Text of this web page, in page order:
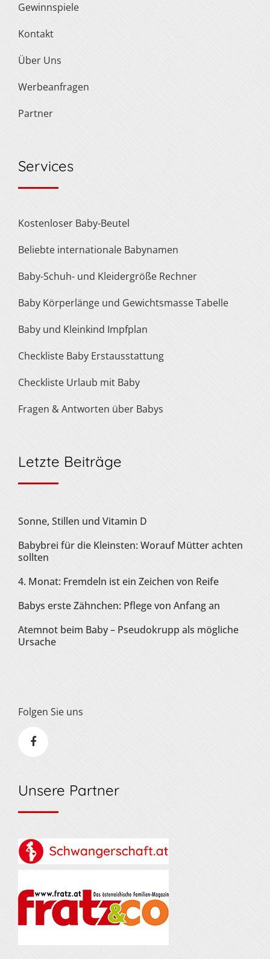
Gewinnspiele
Kontakt
Über Uns
Werbeanfragen
Partner
Services
Kostenloser Baby-Beutel
Beliebte internationale Babynamen
Baby-Schuh- und Kleidergröße Rechner
Baby Körperlänge und Gewichtsmasse Tabelle
Baby und Kleinkind Impfplan
Checkliste Baby Erstausstattung
Checkliste Urlaub mit Baby
Fragen & Antworten über Babys
Letzte Beiträge
Sonne, Stillen und Vitamin D
Babybrei für die Kleinsten: Worauf Mütter achten
sollten
4. Monat: Fremdeln ist ein Zeichen von Reife
Babys erste Zähnchen: Pflege von Anfang an
Atemnot beim Baby – Pseudokrupp als mögliche
Ursache
Folgen Sie uns
Unsere Partner